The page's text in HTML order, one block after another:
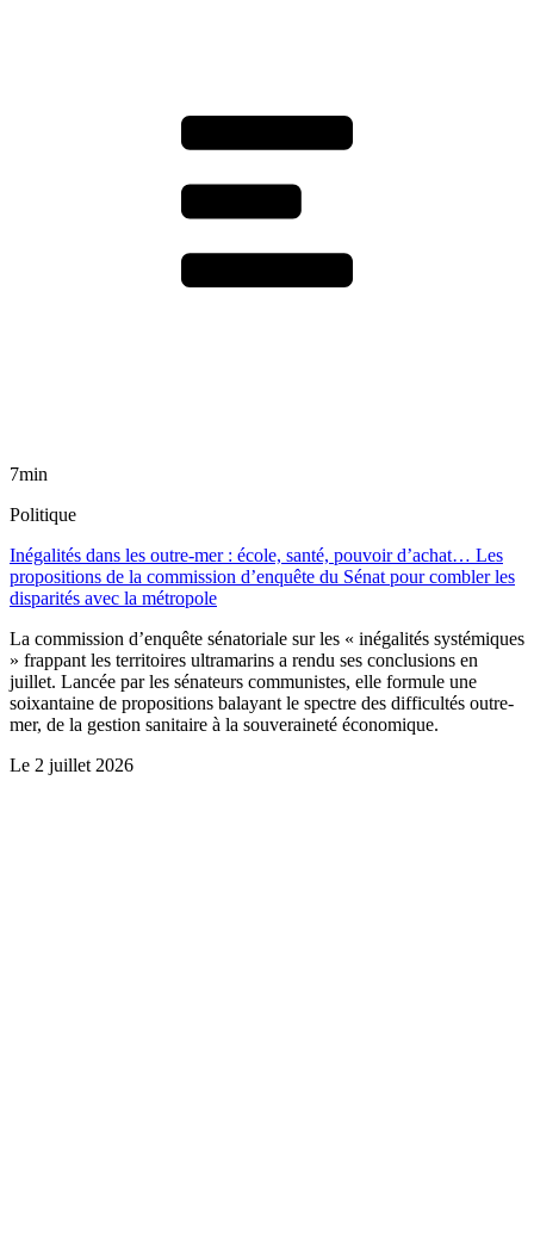
7min
Politique
Inégalités dans les outre-mer : école, santé, pouvoir d’achat… Les
propositions de la commission d’enquête du Sénat pour combler les
disparités avec la métropole
La commission d’enquête sénatoriale sur les « inégalités systémiques
» frappant les territoires ultramarins a rendu ses conclusions en
juillet. Lancée par les sénateurs communistes, elle formule une
soixantaine de propositions balayant le spectre des difficultés outre-
mer, de la gestion sanitaire à la souveraineté économique.
Le 2 juillet 2026